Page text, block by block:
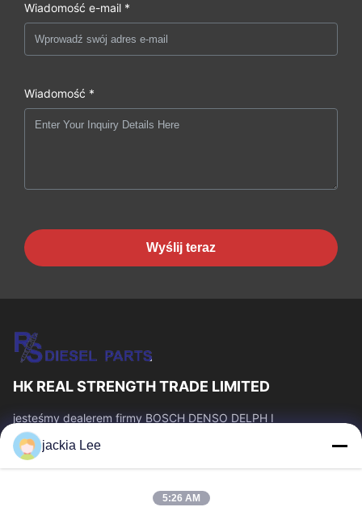
Wiadomość e-mail *
Wiadomość *
Wyślij teraz
HK REAL STRENGTH TRADE LIMITED
jesteśmy dealerem firmy BOSCH DENSO DELPH I
CATERPILLAR VOLVO CUMMINS TOYOTA ISUZU. Numer
WhatsApp: 0086 159 2067 9523.
Szybkie Linki
Produkty
jackia Lee
5:26 AM